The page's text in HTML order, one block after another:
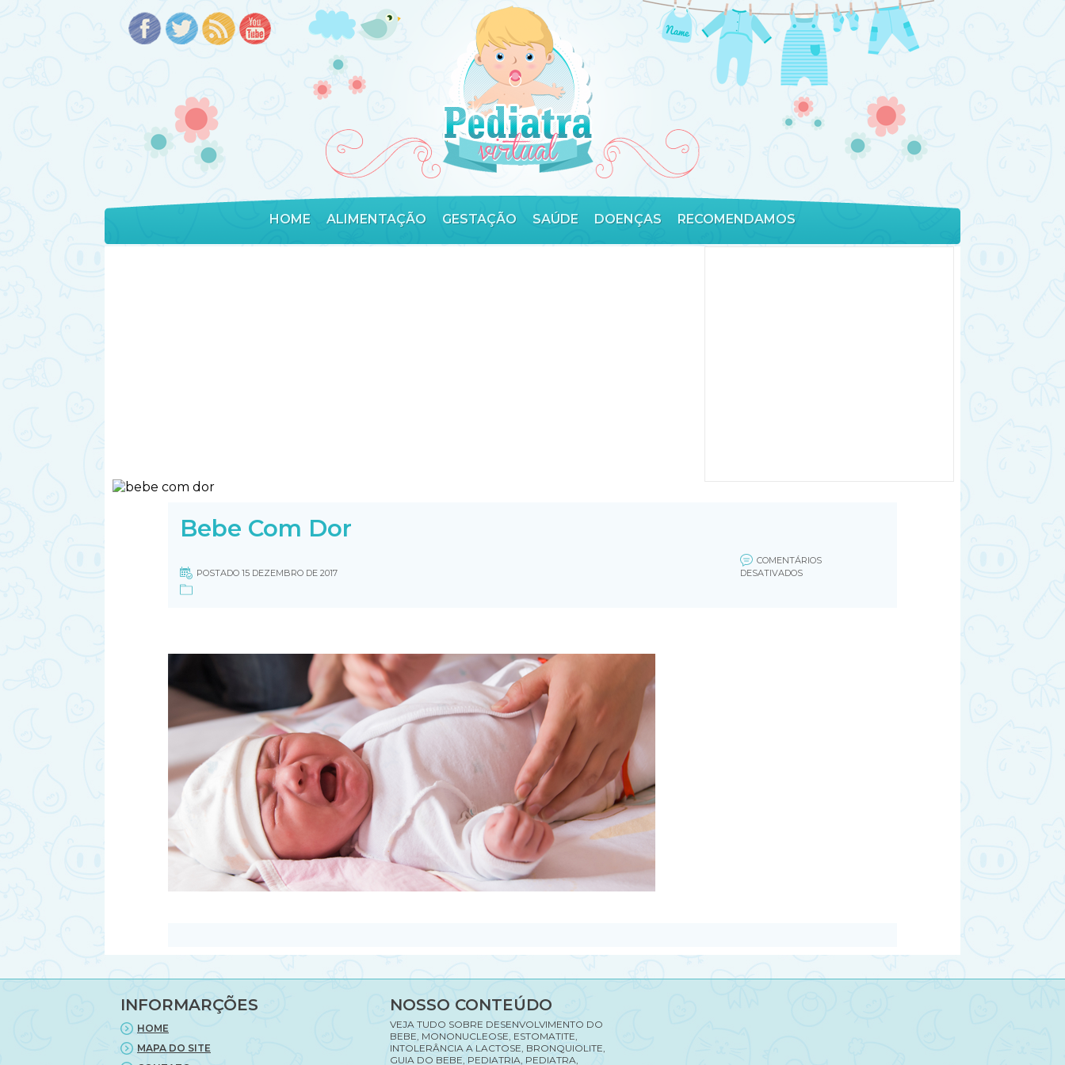
HOME ALIMENTAÇÃO GESTAÇÃO SAÚDE DOENÇAS RECOMENDAMOS
Bebe Com Dor
POSTADO 15 DEZEMBRO DE 2017
COMENTÁRIOS
DESATIVADOSEM
INFORMARÇÕES
HOME
MAPA DO SITE
NOSSO CONTEÚDO
VEJA TUDO SOBRE DESENVOLVIMENTO DO
BEBE, MONONUCLEOSE, ESTOMATITE,
INTOLERÂNCIA A LACTOSE, BRONQUIOLITE,
GUIA DO BEBE, PEDIATRIA, PEDIATRA,